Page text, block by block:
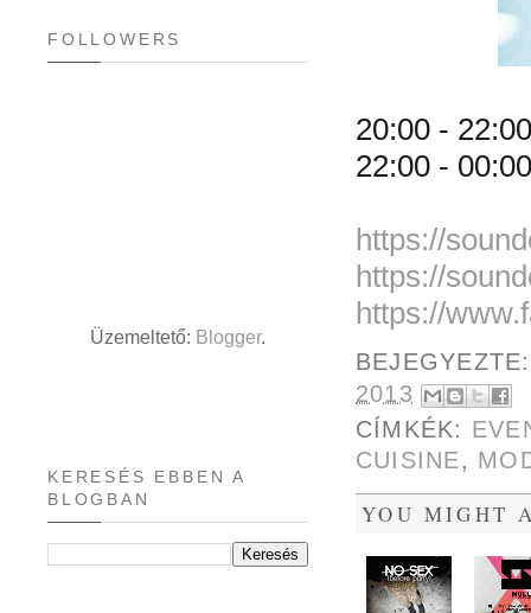
20:00 -
22:00 -
https://
https://
https://
2013
CÍMKÉK:
CUISINE,
YOU MIGHT
FOLLOWERS
Üzemeltető: Blogger.
KERESÉS EBBEN A
BLOGBAN